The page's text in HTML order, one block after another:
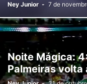
Ney Junior - 7 de
Noite Mágica:
Palmeiras volta